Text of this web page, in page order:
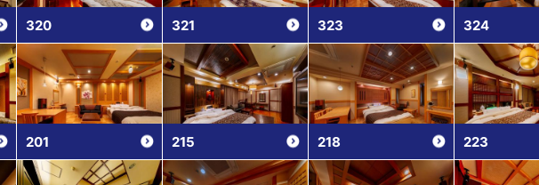
320 321 323 324
201 215 218 223